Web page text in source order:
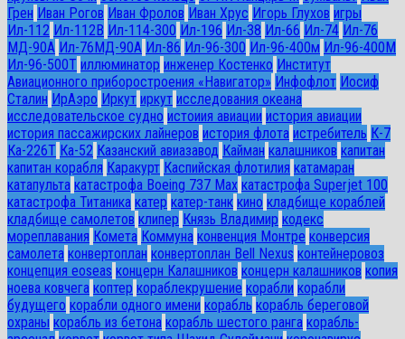
Грен Иван Рогов Иван Фролов Иван Хрус Игорь Глухов игры
Ил-112 Ил-112В Ил-114-300 Ил-196 Ил-38 Ил-66 Ил-74 Ил-76
МД-90А Ил-76МД-90А Ил-86 Ил-96-300 Ил-96-400м Ил-96-400М
Ил-96-500Т иллюминатор инженер Костенко Институт
Авиационного приборостроения «Навигатор» Инфофлот Иосиф
Сталин ИрАэро Иркут иркут исследования океана
исследовательское судно истоиия авиации история авиации
история пассажирских лайнеров история флота истребитель К-7
Ка-226Т Ка-52 Казанский авиазавод Кайман калашников капитан
капитан корабля Каракурт Каспийская флотилия катамаран
катапульта катастрофа Boeing 737 Max катастрофа Superjet 100
катастрофа Титаника катер катер-танк кино кладбище кораблей
кладбище самолетов клипер Князь Владимир кодекс
мореплавания Комета Коммуна конвенция Монтре конверсия
самолета конвертоплан конвертоплан Bell Nexus контейнеровоз
концепция eoseas концерн Калашников концерн калашников копия
ноева ковчега коптер кораблекрушение корабли корабли
будущего корабли одного имени корабль корабль береговой
охраны корабль из бетона корабль шестого ранга корабль-